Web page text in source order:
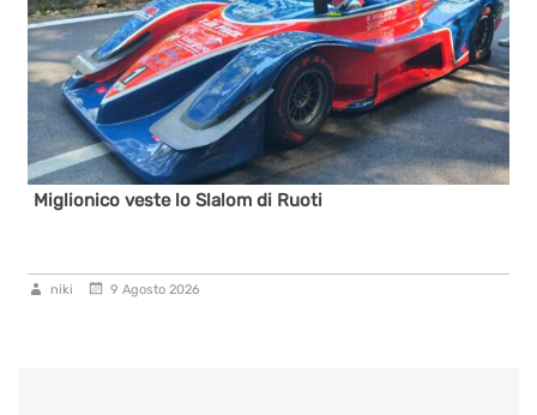
Miglionico veste lo Slalom di Ruoti
niki 9 Agosto 2026